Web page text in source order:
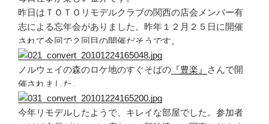
昨日はＴＯＴＯリモデルクラブの関西の店会メンバー有
志による忘年会がありました。昨年１２月２５日に開催
されて今回で２回目の開催だそうです。
ノルウェイの森のロケ地のすぐそばの 『豊楽』
さんで開
催されました。
今年リモデルしたようで、キレイな部屋でした。参加者